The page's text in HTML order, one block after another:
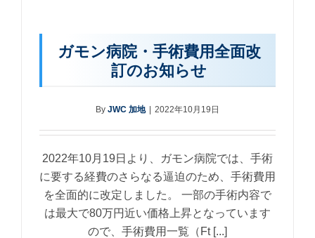
ガモン病院・手術費用全面改
訂のお知らせ
By JWC 加地 | 2022年10月19日
2022年10月19日より、ガモン病院では、手術
に要する経費のさらなる逼迫のため、手術費用
を全面的に改定しました。 一部の手術内容で
は最大で80万円近い価格上昇となっています
ので、手術費用一覧（Ft [...]